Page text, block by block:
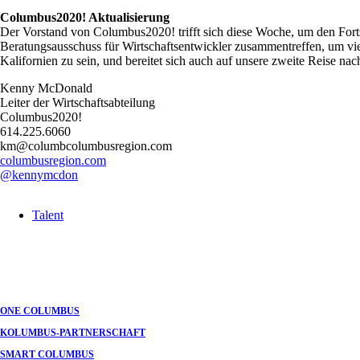
Columbus2020! Aktualisierung
Der Vorstand von Columbus2020! trifft sich diese Woche, um den
Beratungsausschuss für Wirtschaftsentwickler zusammentreffen, um
Kalifornien zu sein, und bereitet sich auch auf unsere zweite Reise
Kenny McDonald
Leiter der Wirtschaftsabteilung
Columbus2020!
614.225.6060
km@columbcolumbusregion.com
columbusregion.com
@kennymcdon
Talent
ONE COLUMBUS
KOLUMBUS-PARTNERSCHAFT
SMART COLUMBUS